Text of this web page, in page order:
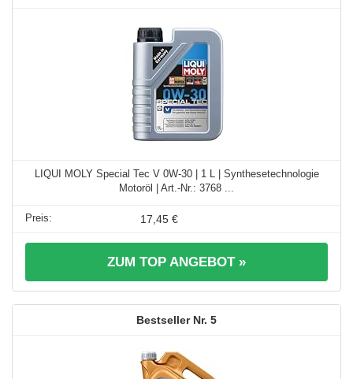
LIQUI MOLY Special Tec V 0W-30 | 1 L | Synthesetechnologie
Motoröl | Art.-Nr.: 3768 ...
17,45 €
ZUM TOP ANGEBOT »
5